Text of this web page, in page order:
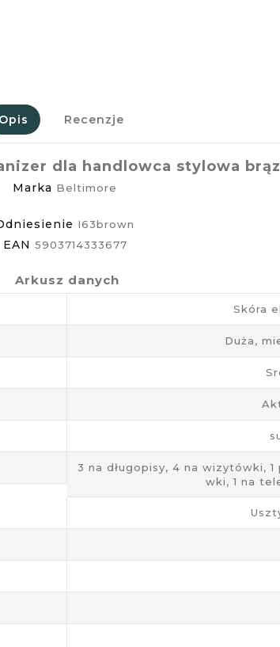
Opis Recenzje
dla handlowca stylowa
Marka Beltimore
I63brown
EAN 5903714333677
Arkusz danych
Skóra
Duża,
3 na długopisy, 4 na wizytówki,
wki, 1 na